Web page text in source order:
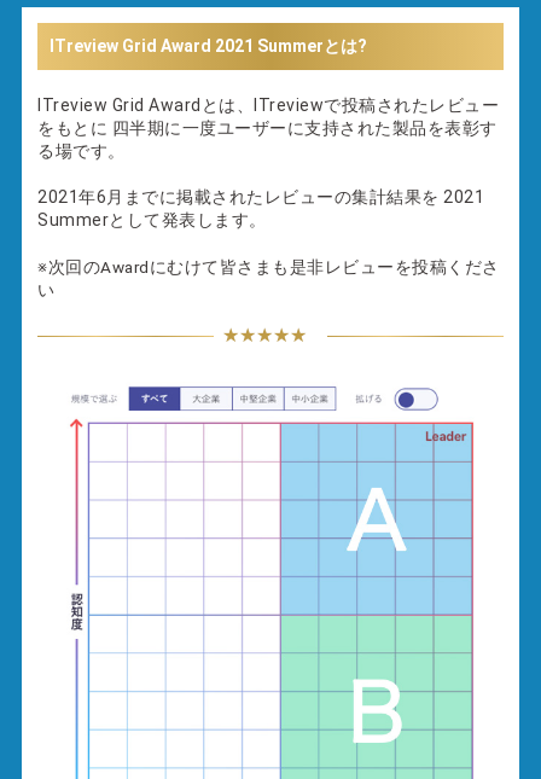
ITreview Grid Award 2021 Summerとは?
ITreview Grid Awardとは、ITreviewで投稿されたレビュー
をもとに 四半期に一度ユーザーに支持された製品を表彰す
る場です。
2021年6月 までに掲載されたレビューの集計結果を 2021
Summerとして発表します。
※次回のAwardにむけて皆さまも是非レビューを投稿くださ
い